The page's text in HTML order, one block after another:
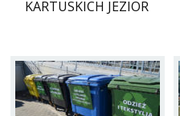
KARTUSKICH JEZIOR